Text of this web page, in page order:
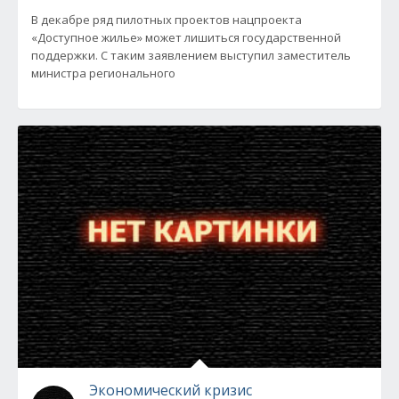
В декабре ряд пилотных проектов нацпроекта
«Доступное жилье» может лишиться государственной
поддержки. С таким заявлением выступил заместитель
министра регионального
Экономический кризис